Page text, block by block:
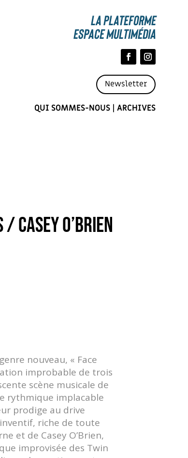
La Plateforme
espace multimédia
Newsletter
QUI SOMMES-NOUS| ARCHIVES
CASEY O’BRIEN
nouveau, « Face
improbable de trois
scène musicale de
rythmique implacable
prodige au drive
riche de toute
et de Casey O’Brien,
improvisée des Twin